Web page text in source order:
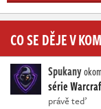
CO SE DĚJE V
Spukany
série
právě teď